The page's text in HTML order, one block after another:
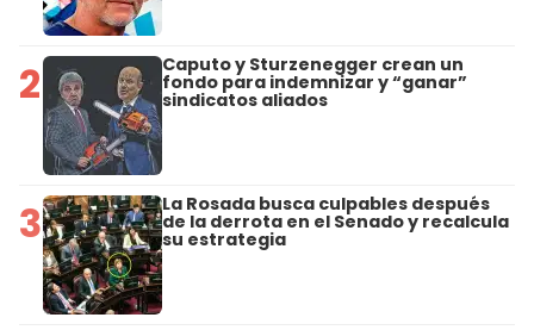
2 Caputo y Sturzenegger crean un
fondo para indemnizar y “ganar”
sindicatos aliados
3 La Rosada busca culpables después
de la derrota en el Senado y recalcula
su estrategia